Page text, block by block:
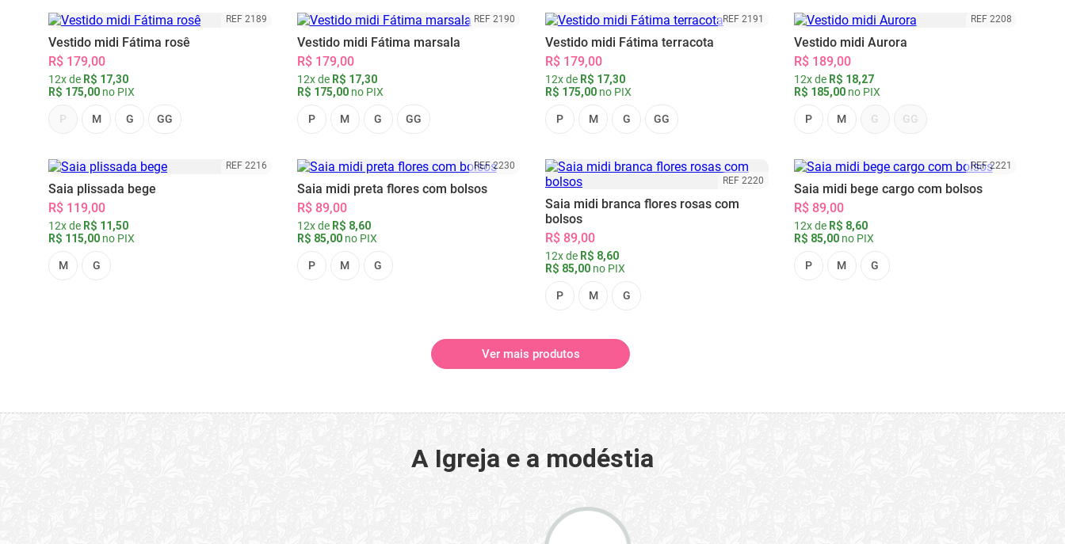
REF 2189
Vestido midi Fátima rosê
R$ 179,00
12x de R$ 17,30
R$ 175,00 no PIX
P M G GG
REF 2190
Vestido midi Fátima marsala
R$ 179,00
12x de R$ 17,30
R$ 175,00no PIX
P M G GG
REF 2191
Vestido midi Fátima terracota
R$ 179,00
12x de R$ 17,30
R$ 175,00 no PIX
P M G GG
REF 2208
Vestido midi Aurora
R$ 189,00
12x de R$ 18,27
R$ 185,00no PIX
P M G GG
REF 2216
Saia plissada bege
R$ 119,00
12x de R$ 11,50
R$ 115,00 no PIX
M G
REF 2230
Saia midi preta flores com bolsos
R$ 89,00
12x de R$ 8,60
R$ 85,00no PIX
P M G
REF 2220
Saia midi branca flores rosas com
bolsos
R$ 89,00
12x de R$ 8,60
R$ 85,00 no PIX
P M G
REF 2221
Saia midi bege cargo com bolsos
R$ 89,00
12x de R$ 8,60
R$ 85,00no PIX
P M G
Ver mais produtos
A Igreja e a modéstia